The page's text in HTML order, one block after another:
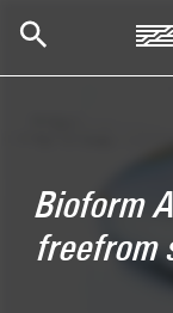
Bioform
freefrom